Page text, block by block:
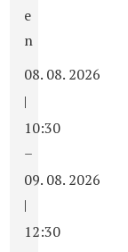
e
n
08. 08. 2026
|
10:30
–
09. 08. 2026
|
12:30